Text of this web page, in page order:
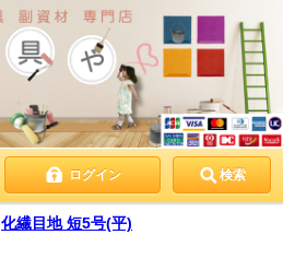
ログイン 検索
化繊目地 短5号(平)